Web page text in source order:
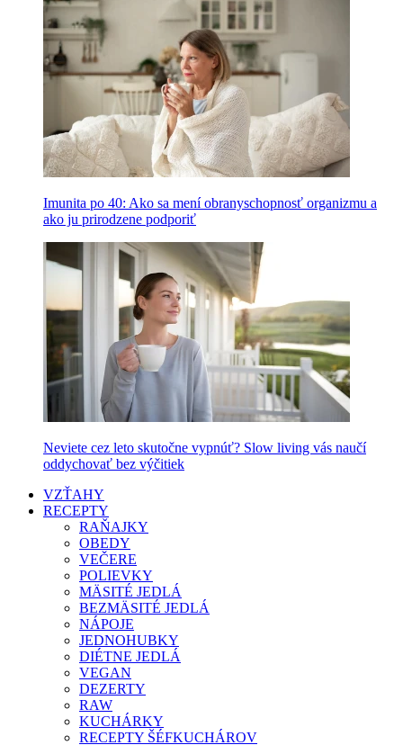
Imunita po 40: Ako sa mení obranyschopnosť organizmu a
ako ju prirodzene podporiť
Neviete cez leto skutočne vypnúť? Slow living vás naučí
oddychovať bez výčitiek
VZŤAHY
RECEPTY
RAŇAJKY
OBEDY
VEČERE
POLIEVKY
MÄSITÉ JEDLÁ
BEZMÄSITÉ JEDLÁ
NÁPOJE
JEDNOHUBKY
DIÉTNE JEDLÁ
VEGAN
DEZERTY
RAW
KUCHÁRKY
RECEPTY ŠÉFKUCHÁROV